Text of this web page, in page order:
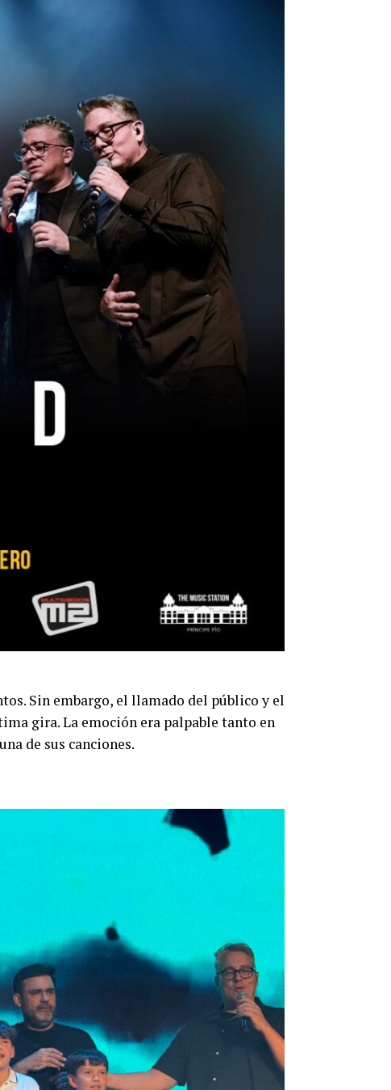
Sin embargo, el llamado del público y el
gira. La emoción era palpable tanto en
de sus canciones.